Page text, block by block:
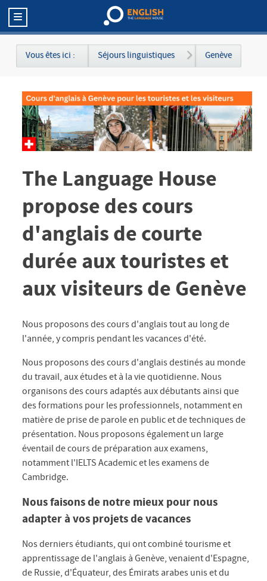
Vous êtes ici : Séjours linguistiques Genève
The Language House
propose des cours
d'anglais de courte
durée aux touristes et
aux visiteurs de Genève
Nous proposons des cours d'anglais tout au long de
l'année, y compris pendant les vacances d'été.
Nous proposons des cours d'anglais destinés au monde
du travail, aux études et à la vie quotidienne. Nous
organisons des cours adaptés aux débutants ainsi que
des formations pour les professionnels, notamment en
matière de prise de parole en public et de techniques de
présentation. Nous proposons également un large
éventail de cours de préparation aux examens,
notamment l'IELTS Academic et les examens de
Cambridge.
Nous faisons de notre mieux pour nous
adapter à vos projets de vacances
Nos derniers étudiants, qui ont combiné tourisme et
apprentissage de l'anglais à Genève, venaient d'Espagne,
de Russie, d'Équateur, des Émirats arabes unis et du